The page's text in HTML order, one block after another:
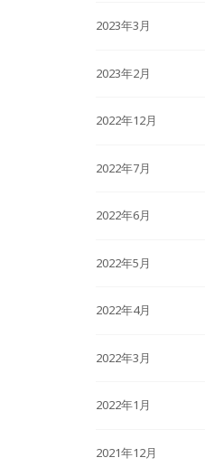
2023年3月
2023年2月
2022年12月
2022年7月
2022年6月
2022年5月
2022年4月
2022年3月
2022年1月
2021年12月